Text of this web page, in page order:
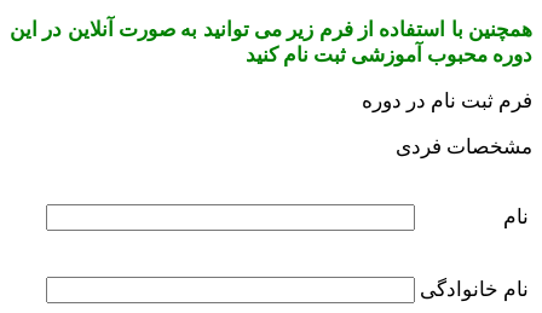
همچنین با استفاده از فرم زیر می توانید به صورت آنلاین در این
دوره محبوب آموزشی ثبت نام کنید
فرم ثبت نام در دوره
مشخصات فردی
نام
نام خانوادگی